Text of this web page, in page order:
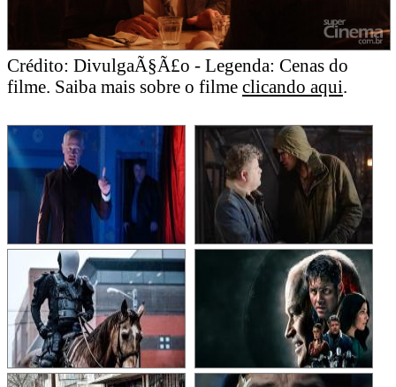
Crédito: DivulgaÃ§Ã£o - Legenda: Cenas do
filme. Saiba mais sobre o filme clicando aqui.